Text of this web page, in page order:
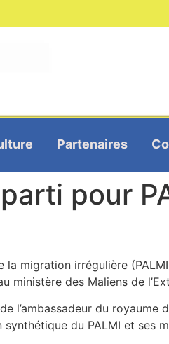
Partenaires
pour
migration irrégulière
ministère des Maliens de
l’ambassadeur du royaume
du PALMI et ses